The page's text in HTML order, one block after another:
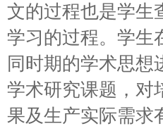
文的过程也是学生
学习的过程。学生
同时期的学术思想
学术研究课题，对
果及生产实际需求